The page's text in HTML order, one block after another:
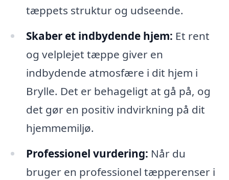
tæppets struktur og udseende.
Skaber et indbydende hjem: Et rent
og velplejet tæppe giver en
indbydende atmosfære i dit hjem i
Brylle. Det er behageligt at gå på, og
det gør en positiv indvirkning på dit
hjemmemiljø.
Professionel vurdering: Når du
bruger en professionel tæpperenser i